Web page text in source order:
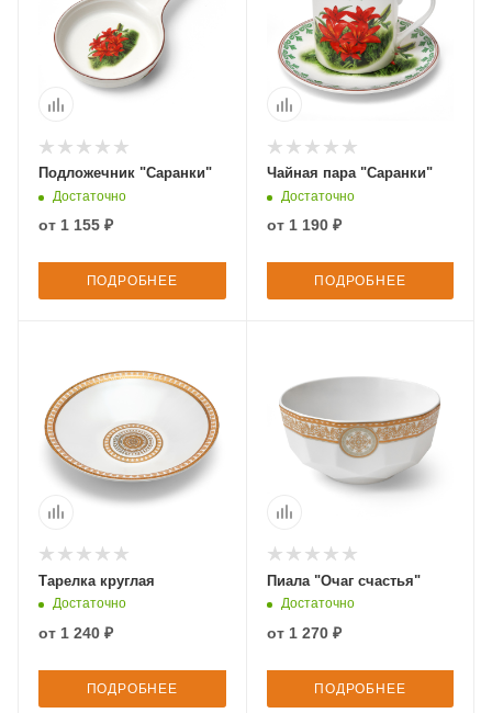
Подложечник "Саранки"
Достаточно
от 1 155 ₽
ПОДРОБНЕЕ
Чайная пара "Саранки"
Достаточно
от 1 190 ₽
ПОДРОБНЕЕ
Тарелка круглая
Достаточно
от 1 240 ₽
ПОДРОБНЕЕ
Пиала "Очаг счастья"
Достаточно
от 1 270 ₽
ПОДРОБНЕЕ